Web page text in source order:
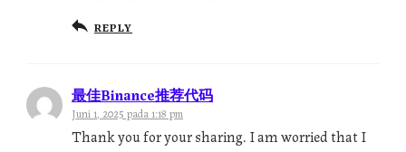
REPLY
最佳Binance推荐代码
Juni 1, 2025 pada 1:18 pm
Thank you for your sharing. I am worried that I